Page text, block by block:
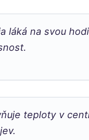
láká na svou
teploty v